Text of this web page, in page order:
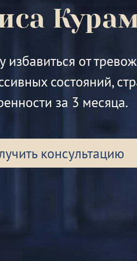
избавиться от
состояний,
за 3 месяца.
консультацию